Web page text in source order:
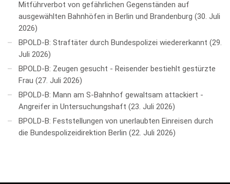
Mitführverbot von gefährlichen Gegenständen auf
ausgewählten Bahnhöfen in Berlin und Brandenburg 30. Juli
2026
BPOLD-B: Straftäter durch Bundespolizei wiedererkannt
29.
Juli 2026
BPOLD-B: Zeugen gesucht - Reisender bestiehlt gestürzte
Frau
27. Juli 2026
BPOLD-B: Mann am S-Bahnhof gewaltsam attackiert -
Angreifer in Untersuchungshaft
23. Juli 2026
BPOLD-B: Feststellungen von unerlaubten Einreisen durch
die Bundespolizeidirektion Berlin
22. Juli 2026